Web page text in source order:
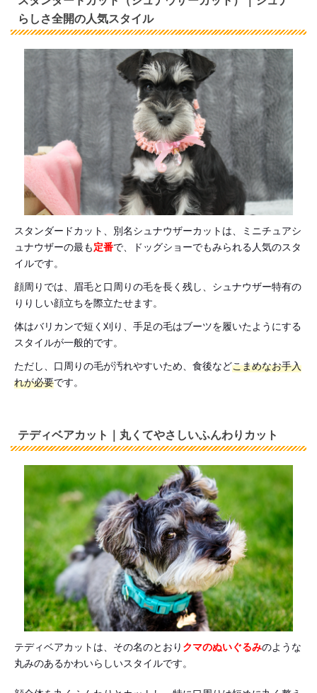
らしさ全開の人気スタイル
スタンダードカット、別名シュナウザーカットは、ミニチュアシ
ュナウザーの最も定番で、ドッグショーでもみられる人気のスタ
イルです。
顔周りでは、眉毛と口周りの毛を長く残し、シュナウザー特有の
りりしい顔立ちを際立たせます。
体はバリカンで短く刈り、手足の毛はブーツを履いたようにする
スタイルが一般的です。
ただし、口周りの毛が汚れやすいため、食後などこまめなお手入
れが必要です。
テディベアカット｜丸くてやさしいふんわりカット
テディベアカットは、その名のとおり クマのぬいぐるみのような
丸みのあるかわいらしいスタイルです。